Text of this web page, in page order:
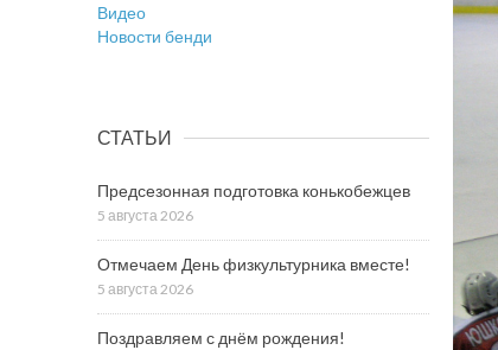
Видео
Новости бенди
СТАТЬИ
Предсезонная подготовка конькобежцев
5 августа 2026
Отмечаем День физкультурника вместе!
5 августа 2026
Поздравляем с днём рождения!